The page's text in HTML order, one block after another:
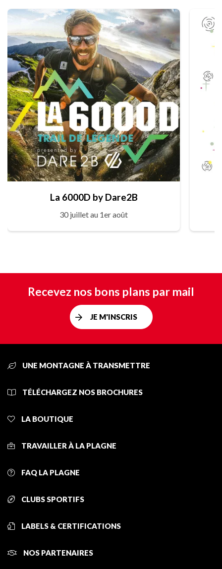
La 6000D by Dare2B
30 juillet au 1er août
Recevez nos bons plans par mail
JE M'INSCRIS
UNE MONTAGNE À TRANSMETTRE
TÉLÉCHARGEZ NOS BROCHURES
LA BOUTIQUE
TRAVAILLER À LA PLAGNE
FAQ LA PLAGNE
CLUBS SPORTIFS
LABELS & CERTIFICATIONS
NOS PARTENAIRES